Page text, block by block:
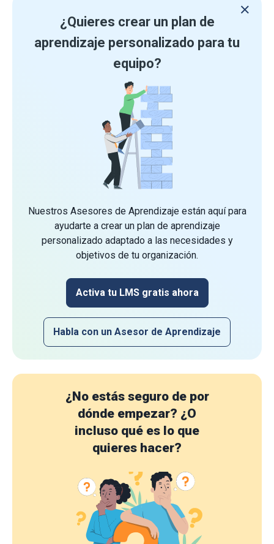
¿Quieres crear un plan de
aprendizaje personalizado para tu
equipo?
Nuestros Asesores de Aprendizaje están aquí para
ayudarte a crear un plan de aprendizaje
personalizado adaptado a las necesidades y
objetivos de tu organización.
Activa tu LMS gratis ahora
Habla con un Asesor de Aprendizaje
¿No estás seguro de por
dónde empezar? ¿O
incluso qué es lo que
quieres hacer?